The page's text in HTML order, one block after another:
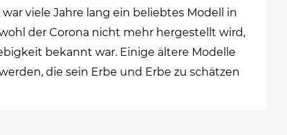
viele Jahre lang ein beliebtes Modell in
der Corona nicht mehr hergestellt wird,
bekannt war. Einige ältere Modelle
die sein Erbe und Erbe zu schätzen